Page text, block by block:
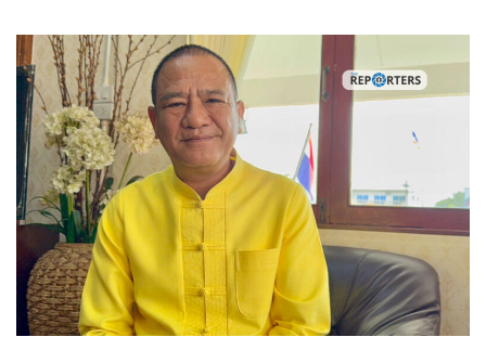
Byกองบรรณาธิการ 19 กันยายน 2025